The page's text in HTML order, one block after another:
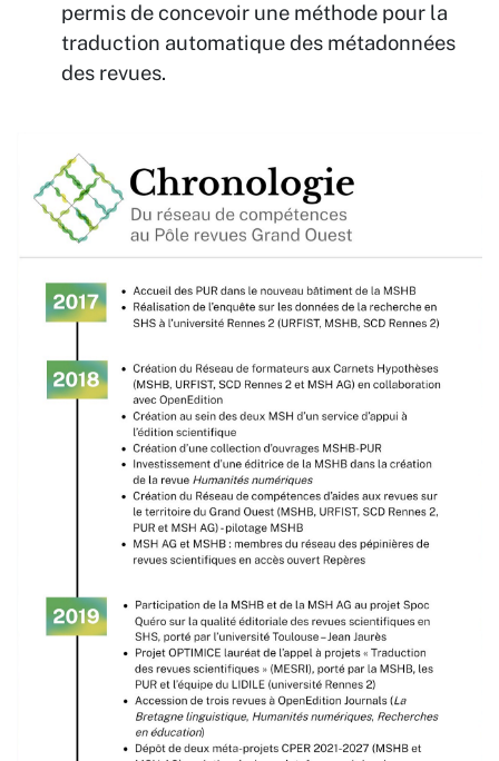
permis de concevoir une méthode pour la
traduction automatique des métadonnées
des revues.